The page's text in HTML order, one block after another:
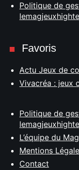
Politique de
Favoris
Actu Jeux de
Vivacréa : jeux
Politique de
L’équipe du
Mentions
Contact